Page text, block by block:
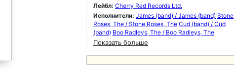
Лейбл: Cherry Red Records Ltd.
Исполнители: James (band) / James (band) Stone
Roses, The / Stone Roses, The Cud (band) / Cud
(band) Boo Radleys, The / Boo Radleys, The
Показать больше